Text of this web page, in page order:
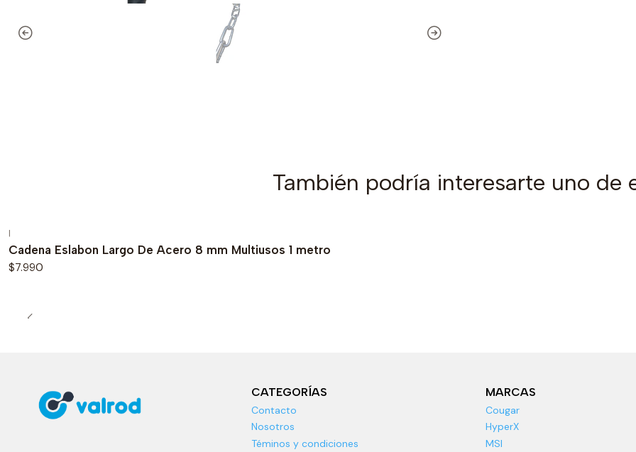
También podría interesarte uno de
|
Cadena Eslabon Largo De Acero 8 mm Multiusos 1 metro
$7.990
CATEGORÍAS
Contacto
Nosotros
Téminos y condiciones
MARCAS
Cougar
HyperX
MSI